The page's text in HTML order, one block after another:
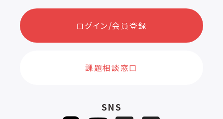
ログイン/会員登録
課題相談窓口
SNS